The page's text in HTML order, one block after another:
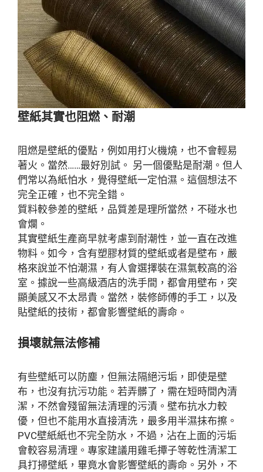
壁紙其實也阻燃、耐潮
阻燃是壁紙的優點，例如用打火機燒，也不會輕易
著火。當然……最好別試。 另一個優點是耐潮。但人
們常以為紙怕水，覺得壁紙一定怕濕。這個想法不
完全正確，也不完全錯。
質料較參差的壁紙，品質差是理所當然，不碰水也
會爛。
其實壁紙生產商早就考慮到耐潮性，並一直在改進
物料。如今，含有塑膠材質的壁紙或者是壁布，嚴
格來說並不怕潮濕，有人會選擇裝在濕氣較高的浴
室。據說一些高級酒店的洗手間，都會用壁布，突
顯美感又不太昂貴。當然，裝修師傅的手工，以及
貼壁紙的技術，都會影響壁紙的壽命。
損壞就無法修補
有些壁紙可以防塵，但無法隔絕污垢，即使是壁
布，也沒有抗污功能。若弄髒了，需在短時間內清
潔，不然會殘留無法清理的污漬。壁布抗水力較
優，但也不能用水直接清洗，最多用半濕抹布擦。
PVC壁紙紙也不完全防水，不過，沾在上面的污垢
會較容易清理。專家建議用雞毛撢子等乾性清潔工
具打掃壁紙，畢竟水會影響壁紙的壽命。另外，不